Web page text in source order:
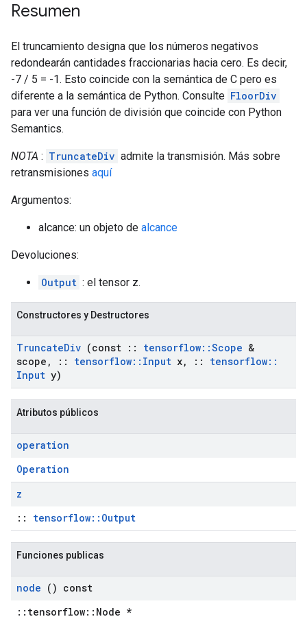
Resumen
El truncamiento designa que los números negativos
redondearán cantidades fraccionarias hacia cero. Es decir,
-7 / 5 = -1. Esto coincide con la semántica de C pero es
diferente a la semántica de Python. Consulte FloorDiv
para ver una función de división que coincide con Python
Semantics.
NOTA : TruncateDiv admite la transmisión. Más sobre
retransmisiones aquí
Argumentos:
alcance: un objeto de alcance
Devoluciones:
Output : el tensor z.
Constructores y Destructores
TruncateDiv (const :: tensorflow::Scope &
scope , :: tensorflow:: Input x, :: tensorflow::
Input y)
Atributos públicos
operation
Operation
z
:: tensorflow::Output
Funciones publicas
node () const
::tensorflow::Node *